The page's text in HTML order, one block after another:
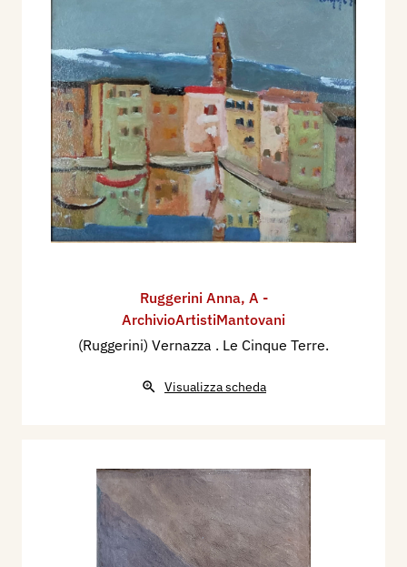
Ruggerini Anna, A -
ArchivioArtistiMantovani
(Ruggerini) Vernazza . Le Cinque Terre.
Visualizza scheda